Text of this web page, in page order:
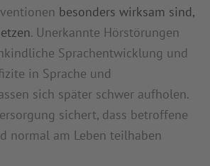
besonders wirksam sind,
. Unerkannte Hörstörungen
Sprachentwicklung und
in Sprache und
sich später schwer aufholen.
sichert, dass betroffene
normal am Leben teilhaben